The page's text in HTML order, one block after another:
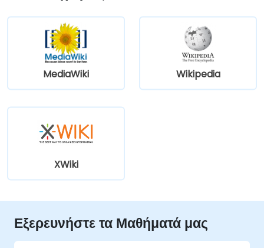
MediaWiki Wikipedia
XWiki
Εξερευνήστε τα Μαθήματά μας